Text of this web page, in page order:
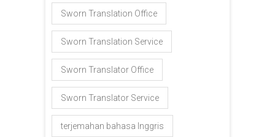
Sworn Translation Office
Sworn Translation Service
Sworn Translator Office
Sworn Translator Service
terjemahan bahasa Inggris